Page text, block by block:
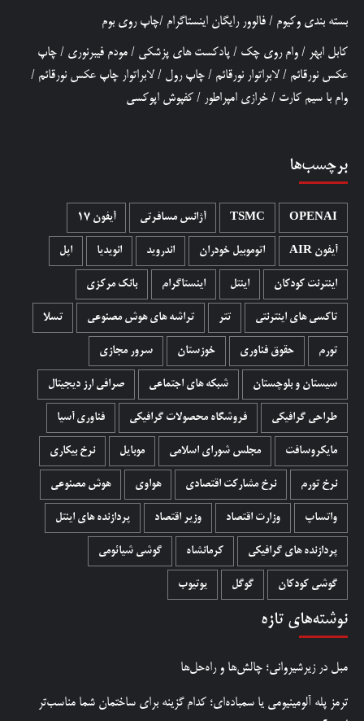
بسته بندی وکیوم / فالوور رایگان اینستاگرام /چاپ روی بوم
کابل ابهر / وام روی چک / پادکست های پزشکی / مودم فیبرنوری / چاپ
عکس نورقائم / لابراتوار نورقائم / چاپ رول / لابراتوار چاپ عکس نورقائم /
وام با سیم کارت / خرازی امپراطور / کفپوش اپوکسی
برچسب‌ها
OPENAI
TSMC آژانس مسافرتی آیفون 17
آیفون AIR اتوموبیل خودران اندروید انویدیا اپل
اینترنت کودکان اینتل اینستاگرام بانک مرکزی
تاکسی های اینترنتی تتر تراشه های هوش مصنوعی تسلا
تورم حقوق فناوری خوزستان سرور مجازی
سیستان و بلوچستان شبکه های اجتماعی صرافی ارز دیجیتال
طراحی گرافیکی فروشگاه محصولات گرافيکی فناوری آسیا
مایکروسافت مجلس شورای اسلامی موبایل نرخ بیکاری
نرخ تورم نرخ مشارکت اقتصادی هواوی هوش مصنوعی
واتساپ وزارت اقتصاد وزیر اقتصاد پردازنده های اینتل
پردازنده های گرافیکی کرمانشاه گوشی شیائومی
گوشی کودکان گوگل یوتیوب
نوشته‌های تازه
مبل در زیرشیروانی؛ چالش‌ها و راه‌حل‌ها
ترمز پله آلومینیومی یا سمباده‌ای؛ کدام گزینه برای ساختمان شما مناسب‌تر